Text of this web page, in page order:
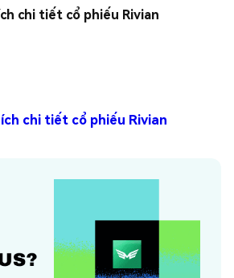
chi tiết cổ phiếu Rivian
chi tiết cổ phiếu Rivian